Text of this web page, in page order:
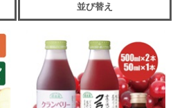
並び替え